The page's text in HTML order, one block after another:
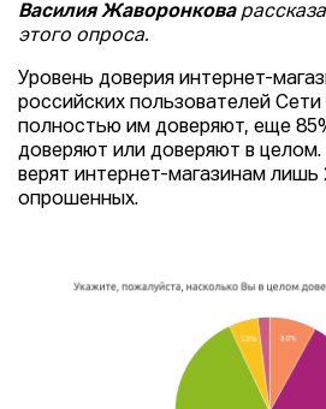
ВасилияЖаворонкова
этого опроса.
Уровень доверия интернет-
российских пользователей
полностью им доверяют, еще
доверяют или доверяют в
верят интернет-магазинам
опрошенных.